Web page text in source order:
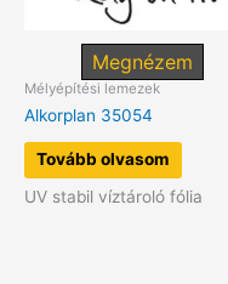
Megnézem
Mélyépítési lemezek
Alkorplan 35054
Tovább olvasom
UV stabil víztároló fólia